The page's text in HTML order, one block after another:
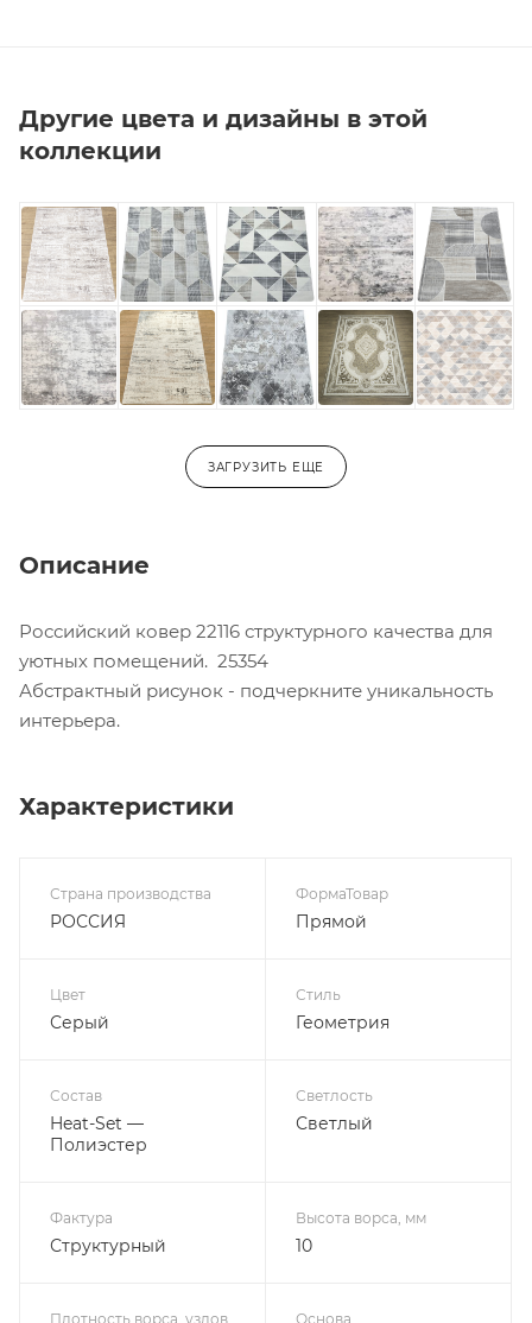
Другие цвета и дизайны в этой
коллекции
ЗАГРУЗИТЬ ЕЩЕ
Описание
Российский ковер 22116 структурного качества для
уютных помещений. 25354
Абстрактный рисунок - подчеркните уникальность
интерьера.
Характеристики
Страна производства
РОССИЯ
ФормаТовар
Прямой
Цвет
Серый
Стиль
Геометрия
Состав
Heat-Set —
Полиэстер
Светлость
Светлый
Фактура
Структурный
Высота ворса, мм
10
Плотность ворса, узлов Основа